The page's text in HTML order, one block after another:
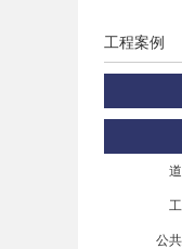
工程案例
公